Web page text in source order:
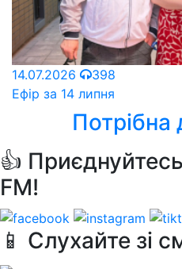
14.07.2026
398
Ефір за 14 липня
Потрібна
👍
FM!
📱 Слухайте зі